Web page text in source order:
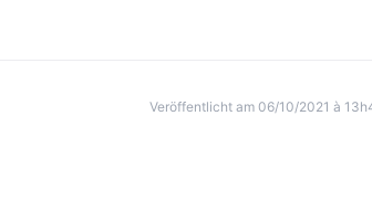
Veröffentlicht am 06/10/2021 à